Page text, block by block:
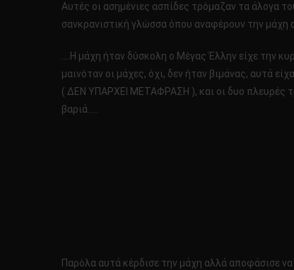
Αυτές οι ασημένιες ασπίδες τρόμαζαν τα άλογα
σανκρανιστική γλώσσα όπου αναφέρουν την μάχη
….Η μάχη ήταν δύσκολη ο Μέγας Έλλην είχε την
μαινόταν οι μάχες, όχι, δεν ήταν βιμάνας, αυτά
( ΔΕΝ ΥΠΑΡΧΕΙ ΜΕΤΑΦΡΑΣΗ ), και οι δυο πλευρές
βαριά…..
Παρόλα αυτά κέρδισε την μάχη αλλά αποφάσισε να